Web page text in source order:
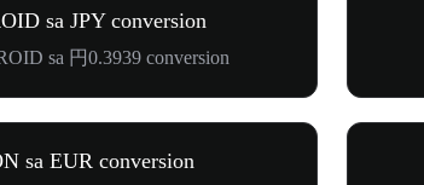
sa JPY conversion
sa 円0.3939 conversion
sa EUR conversion